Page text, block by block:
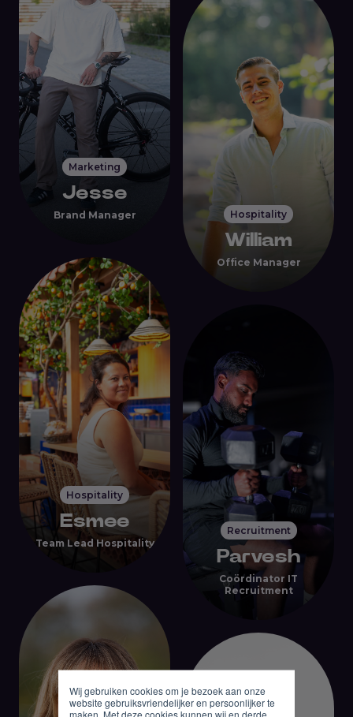
Wij gebruiken cookies om je bezoek aan onze
website gebruiksvriendelijker en persoonlijker te
maken. Met deze cookies kunnen wij en derde
Marketing
Jesse
Brand Manager Hospitality
William
Office Manager
Hospitality
Esmee
Team Lead Hospitality
Recruitment
Parvesh
Coördinator IT
Recruitment